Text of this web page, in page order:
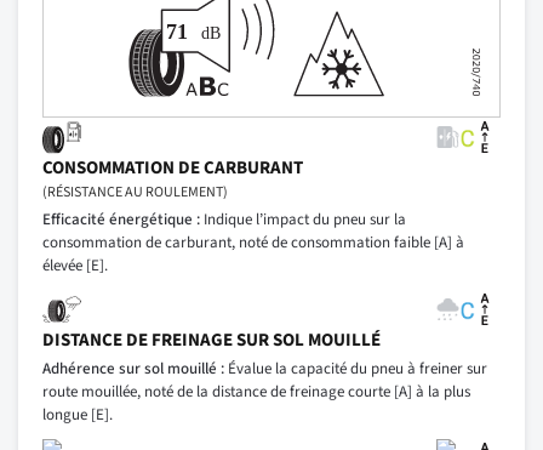
CONSOMMATION DE CARBURANT
(RÉSISTANCE AU ROULEMENT)
Efficacité énergétique : Indique l’impact du pneu sur la
consommation de carburant, noté de consommation faible [A] à
élevée [E].
DISTANCE DE FREINAGE SUR SOL MOUILLÉ
Adhérence sur sol mouillé : Évalue la capacité du pneu à freiner sur
route mouillée, noté de la distance de freinage courte [A] à la plus
longue [E].